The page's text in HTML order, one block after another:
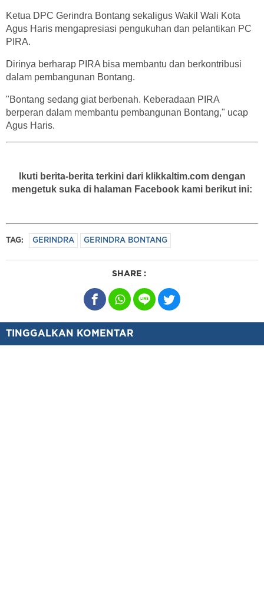
Ketua DPC Gerindra Bontang sekaligus Wakil Wali Kota
Agus Haris mengapresiasi pengukuhan dan pelantikan PC
PIRA.
Dirinya berharap PIRA bisa membantu dan berkontribusi
dalam pembangunan Bontang.
"Bontang sedang giat berbenah. Keberadaan PIRA
berperan dalam membantu pembangunan Bontang," ucap
Agus Haris.
Ikuti berita-berita terkini dari klikkaltim.com dengan
mengetuk suka di halaman Facebook kami berikut ini:
TAG: GERINDRA GERINDRA BONTANG
SHARE :
TINGGALKAN KOMENTAR